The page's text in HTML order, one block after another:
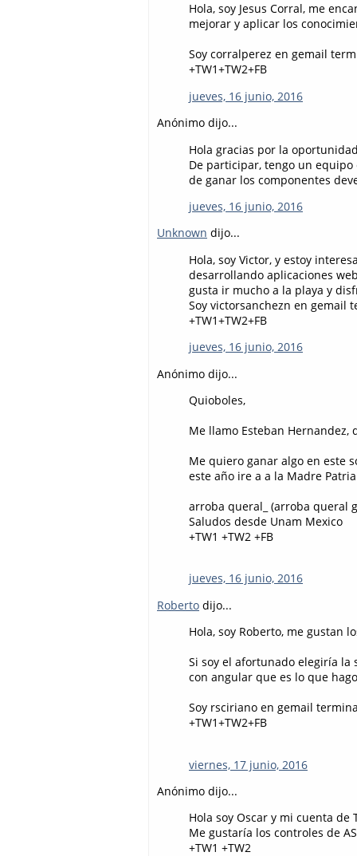
Hola, soy Jesus Corral, me
mejorar y aplicar los
Soy corralperez en gemail
+TW1+TW2+FB
jueves, 16 junio, 2016
Anónimo dijo...
Hola gracias por la
De participar, tengo un
de ganar los componentes
jueves, 16 junio, 2016
Unknown dijo...
Hola, soy Victor, y estoy
desarrollando aplicaciones
gusta ir mucho a la playa y
Soy victorsanchezn en gemail
+TW1+TW2+FB
jueves, 16 junio, 2016
Anónimo dijo...
Quioboles,
Me llamo Esteban
Me quiero ganar algo en este
este año ire a a la Madre
arroba queral_ (arroba queral
Saludos desde Unam Mexico
+TW1 +TW2 +FB
jueves, 16 junio, 2016
Roberto dijo...
Hola, soy Roberto, me gustan
Si soy el afortunado elegiría la
con angular que es lo que
Soy rsciriano en gemail
+TW1+TW2+FB
viernes, 17 junio, 2016
Anónimo dijo...
Hola soy Oscar y mi cuenta
Me gustaría los controles de
+TW1 +TW2